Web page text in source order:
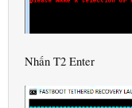
Nhấn T2 Enter